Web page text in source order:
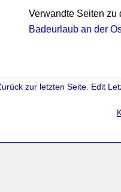
Verwandte Seiten zu
Badeurlaub an der
zur letzten Seite. Edit